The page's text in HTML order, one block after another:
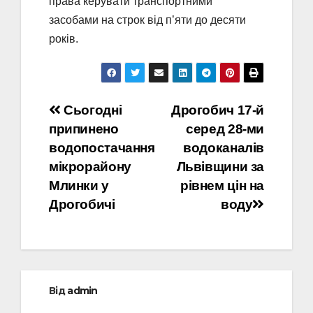
засобами на строк від п’яти до десяти
років.
Навігація
записів
Дрогобич 17-й
серед 28-ми
водоканалів
Львівщини за
рівнем цін на
воду
Сьогодні
припинено
водопостачання
мікрорайону
Млинки у
Дрогобичі
Відadmin